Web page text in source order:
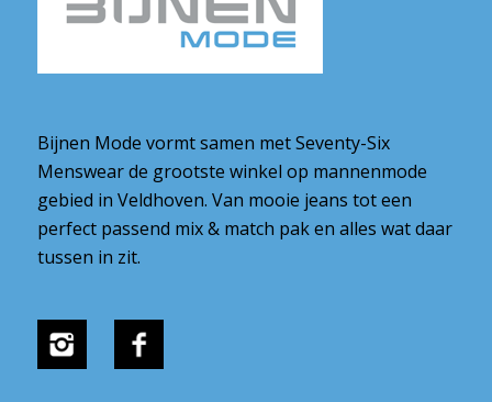
Bijnen Mode vormt samen met Seventy-Six
Menswear de grootste winkel op mannenmode
gebied in Veldhoven. Van mooie jeans tot een
perfect passend mix & match pak en alles wat daar
tussen in zit.